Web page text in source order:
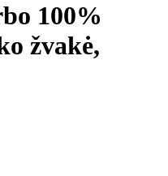
100%
žvakė,